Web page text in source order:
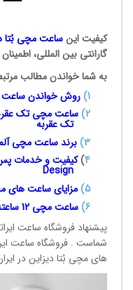
کیفیت اینساعت مچی بُتا
گارانتی بین المللی،
به شما خواندن مطالب
1
)روش خواندن
2) ساعت مچی تک
تک عقربه
3
)برند ساعت مچی
4
)کیفیت و خدمات پس
Design
5) مزایای ساعت های
6) ساعت مچی 12 ساعته در برابر ساعت
پیشنهاد فروشگاه ساعت
شماست . فروشگاه ساعت
های مچی بُتا دیزاین در